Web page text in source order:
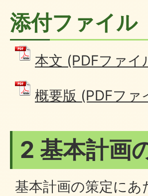
添付ファイル
本文 (PDFファイ
概要版 (PDFファ
2 基本計画
基本計画の策定に